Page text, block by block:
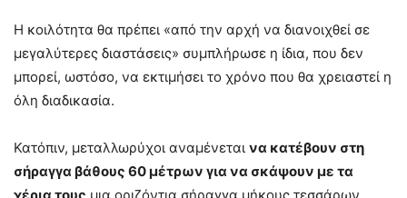
Η κοιλότητα θα πρέπει «από την αρχή να διανοιχθεί σε
μεγαλύτερες διαστάσεις» συμπλήρωσε η ίδια, που δεν
μπορεί, ωστόσο, να εκτιμήσει το χρόνο που θα χρειαστεί η
όλη διαδικασία.
Κατόπιν, μεταλλωρύχοι αναμένεται να κατέβουν στη
σήραγγα βάθους 60 μέτρων για να σκάψουν με τα